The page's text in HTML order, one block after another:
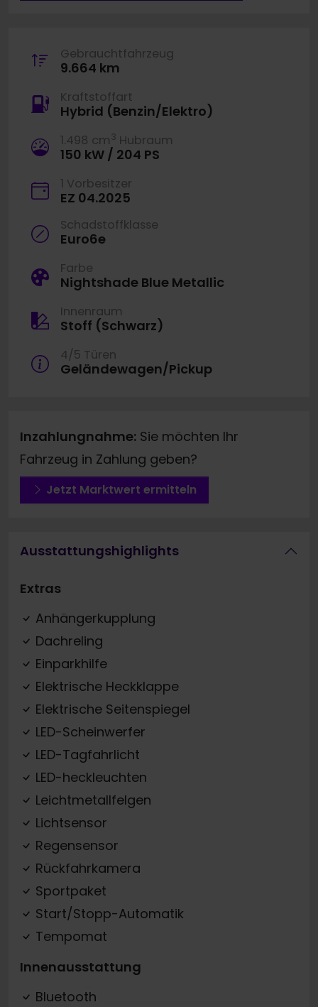
Gebrauchtfahrzeug
9.664 km
Kraftstoffart
Hybrid (Benzin/Elektro)
1.498 cm 3 Hubraum
150 kW / 204 PS
1 Vorbesitzer
EZ 04.2025
Schadstoffklasse
Euro6e
Farbe
Nightshade Blue Metallic
Innenraum
Stoff (Schwarz)
4/5 Türen
Geländewagen/Pickup
Inzahlungnahme: Sie möchten Ihr
Fahrzeug in Zahlung geben?
Jetzt Marktwert ermitteln
Ausstattungshighlights
Extras
Anhängerkupplung
Dachreling
Einparkhilfe
Elektrische Heckklappe
Elektrische Seitenspiegel
LED-Scheinwerfer
LED-Tagfahrlicht
LED-heckleuchten
Leichtmetallfelgen
Lichtsensor
Regensensor
Rückfahrkamera
Sportpaket
Start/Stopp-Automatik
Tempomat
Innenausstattung
Bluetooth